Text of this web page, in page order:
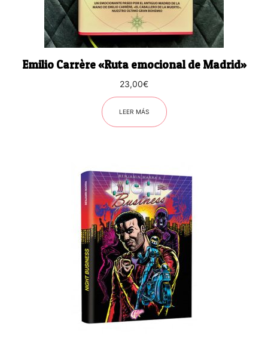
Emilio Carrère «Ruta emocional de Madrid»
23,00€
LEER MÁS